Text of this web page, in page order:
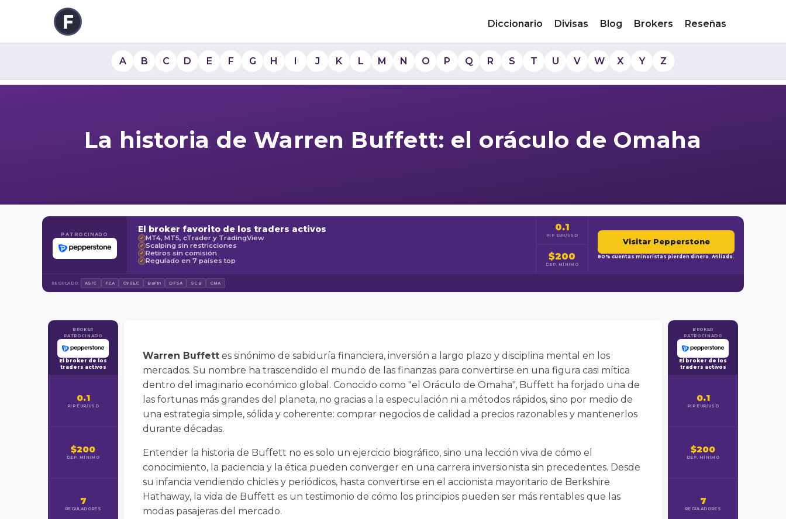
Diccionario Divisas Blog Brokers Reseñas
A B C D E F G H I J K L M N O P Q R S T U V W X Y Z
La historia de Warren Buffett: el oráculo de Omaha
PATROCINADO El broker favorito de los traders activos
✓ MT4, MT5, cTrader y TradingView
✓ Scalping sin restricciones
✓ Retiros sin comisión
✓ Regulado en 7 países top
0.1
PIP EUR/USD
$200
DEP. MÍNIMO
Visitar Pepperstone
80% cuentas minoristas pierden dinero. Afiliado.
REGULADO: ASIC FCA CySEC BaFin DFSA SCB CMA
BROKER
PATROCINADO
El broker de los
traders activos
0.1
PIP EUR/USD
$200
DEP. MÍNIMO
7
REGULADORES
Warren Buffett es sinónimo de sabiduría financiera, inversión a largo plazo y disciplina mental en los
mercados. Su nombre ha trascendido el mundo de las finanzas para convertirse en una figura casi mítica
dentro del imaginario económico global. Conocido como "el Oráculo de Omaha", Buffett ha forjado una de
las fortunas más grandes del planeta, no gracias a la especulación ni a métodos rápidos, sino por medio de
una estrategia simple, sólida y coherente: comprar negocios de calidad a precios razonables y mantenerlos
durante décadas.
Entender la historia de Buffett no es solo un ejercicio biográfico, sino una lección viva de cómo el
conocimiento, la paciencia y la ética pueden converger en una carrera inversionista sin precedentes. Desde
su infancia vendiendo chicles y periódicos, hasta convertirse en el accionista mayoritario de Berkshire
Hathaway, la vida de Buffett es un testimonio de cómo los principios pueden ser más rentables que las
modas pasajeras del mercado.
BROKER
PATROCINADO
El broker de los
traders activos
0.1
PIP EUR/USD
$200
DEP. MÍNIMO
7
REGULADORES